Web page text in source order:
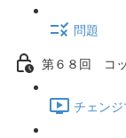
問題
第６８回 コ
チェン